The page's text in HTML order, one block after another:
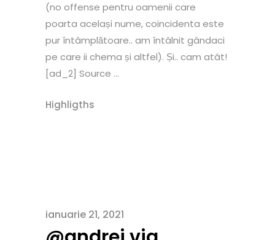
(no offense pentru oamenii care
poarta același nume, coincidenta este
pur întâmplătoare.. am întâlnit gândaci
pe care ii chema și altfel). Și.. cam atât!
[ad_2] Source ...
Highligths
ianuarie 21, 2021